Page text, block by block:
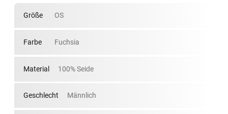
Größe OS
Farbe Fuchsia
Material 100% Seide
Geschlecht Männlich